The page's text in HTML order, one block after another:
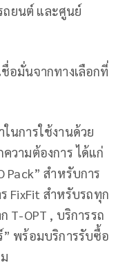
ถยนต์ และศูนย์
อมั่นจากทางเลือกที่
นการใช้งานด้วย
วามต้องการ ได้แก่
Pack” สำหรับการ
FixFit สำหรับรถทุก
T-OPT , บริการรถ
พร้อมบริการรับซื้อ